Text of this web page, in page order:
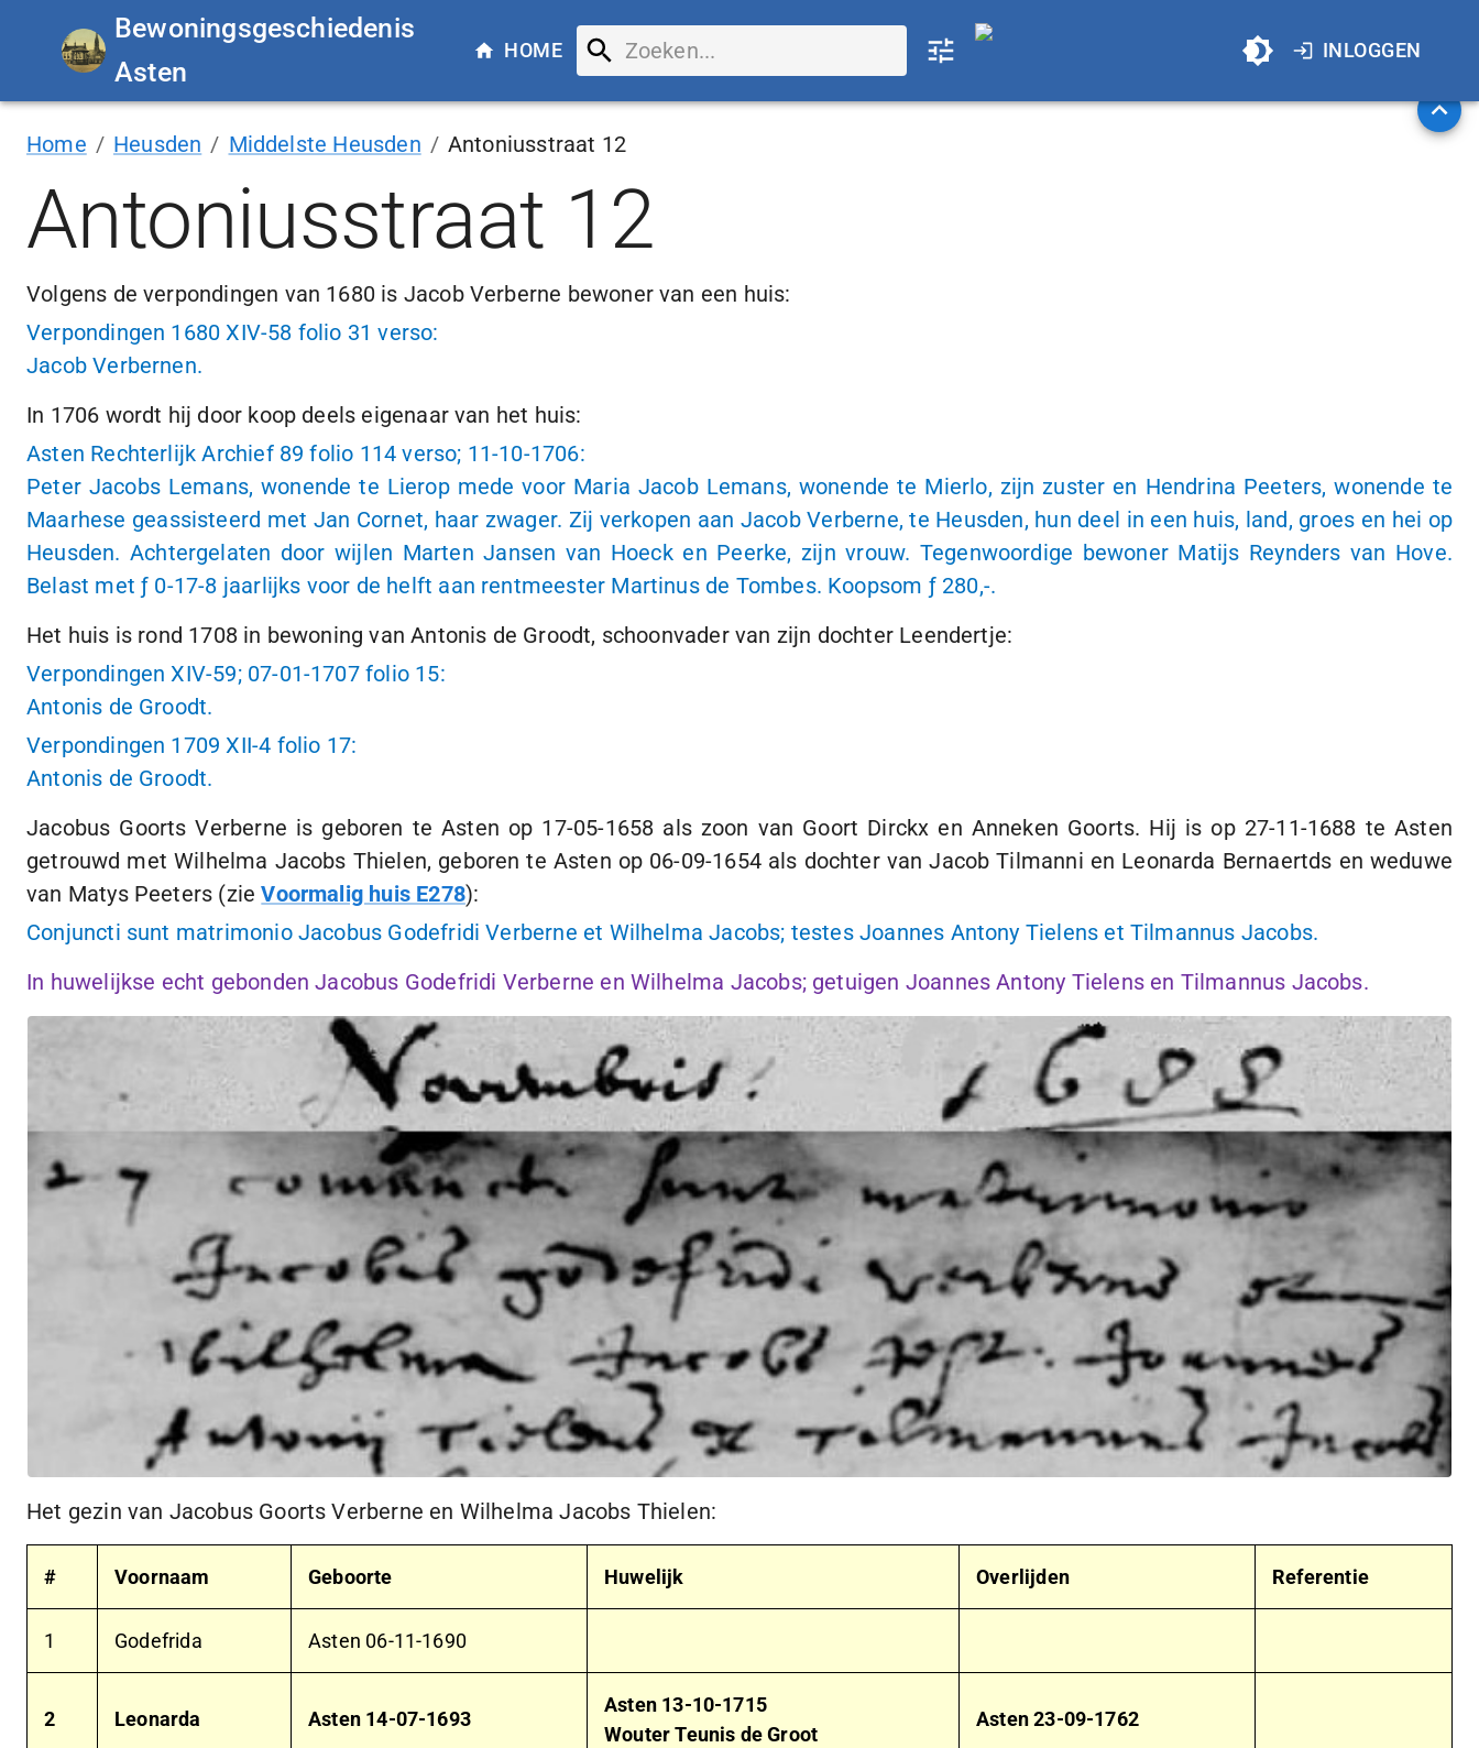
Bewoningsgeschiedenis
Asten
HOME INLOGGEN
Home / Heusden / Middelste Heusden / Antoniusstraat 12
Antoniusstraat 12
Volgens de verpondingen van 1680 is Jacob Verberne bewoner van een huis:
Verpondingen 1680 XIV-58 folio 31 verso:
Jacob Verbernen.
In 1706 wordt hij door koop deels eigenaar van het huis:
Asten Rechterlijk Archief 89 folio 114 verso; 11-10-1706:
Peter Jacobs Lemans, wonende te Lierop mede voor Maria Jacob Lemans, wonende te Mierlo, zijn zuster en Hendrina Peeters, wonende te
Maarhese geassisteerd met Jan Cornet, haar zwager. Zij verkopen aan Jacob Verberne, te Heusden, hun deel in een huis, land, groes en hei op
Heusden. Achtergelaten door wijlen Marten Jansen van Hoeck en Peerke, zijn vrouw. Tegenwoordige bewoner Matijs Reynders van Hove.
Belast metƒ 0-17-8 jaarlijks voor de helft aan rentmeester Martinus de Tombes. Koopsom ƒ 280,-.
Het huis is rond 1708 in bewoning van Antonis de Groodt, schoonvader van zijn dochter Leendertje:
Verpondingen XIV-59; 07-01-1707folio 15:
Antonis de Groodt.
Verpondingen 1709 XII-4 folio 17:
Antonis de Groodt.
Jacobus Goorts Verberne is geboren te Asten op 17-05-1658 als zoon van Goort Dirckx en Anneken Goorts. Hij is op 27-11-1688 te Asten
getrouwd met Wilhelma Jacobs Thielen, geboren te Asten op 06-09-1654als dochter van Jacob Tilmanni en Leonarda Bernaertds en weduwe
van Matys Peeters (zieVoormalig huis E278):
Conjuncti sunt matrimonio Jacobus Godefridi Verberne et Wilhelma Jacobs; testes Joannes Antony Tielens et Tilmannus Jacobs.
In huwelijkse echt gebonden Jacobus Godefridi Verberne en Wilhelma Jacobs; getuigen Joannes Antony Tielens en Tilmannus Jacobs.
Het gezin van Jacobus Goorts Verberne en Wilhelma Jacobs Thielen:
# Voornaam Geboorte Huwelijk Overlijden Referentie
1 Godefrida Asten 06-11-1690
2 Leonarda Asten 14-07-1693
Asten 13-10-1715
Wouter Teunis de Groot
Asten23-09-1762